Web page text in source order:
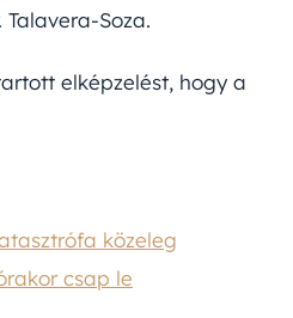
Soza.
elképzelést, hogy a
közeleg
csap le